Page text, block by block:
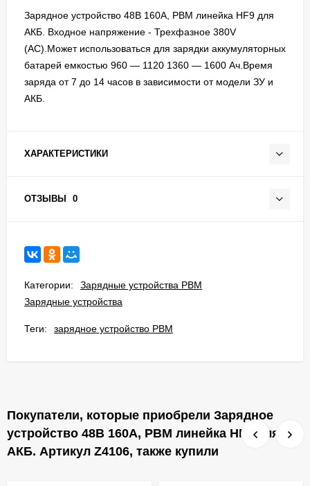
Зарядное устройство 48В 160А, PBM линейка HF9 для
АКБ. Входное напряжение - Трехфазное 380V
(AC).Может использоваться для зарядки аккумуляторных
батарей емкостью 960 — 1120 1360 — 1600 Ач.Время
заряда от 7 до 14 часов в зависимости от модели ЗУ и
АКБ.
ХАРАКТЕРИСТИКИ
ОТЗЫВЫ 0
Категории:
Зарядные устройства PBM
Зарядные устройства
Теги: зарядное устройство PBM
Покупатели, которые приобрели Зарядное
устройство 48В 160А, PBM линейка HF9 для
АКБ. Артикул Z4106, также купили